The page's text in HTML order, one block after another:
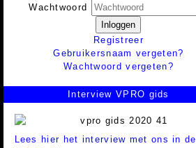
Wachtwoord
Inloggen
Registreer
Gebruikersnaam vergeten?
Wachtwoord vergeten?
Interview VPRO gids
Lees hier het interview met ons in de